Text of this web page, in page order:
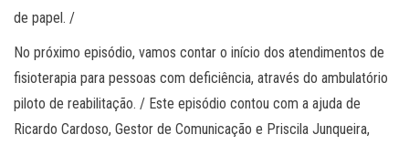
de papel. /
No próximo episódio, vamos contar o início dos atendimentos de
fisioterapia para pessoas com deficiência, através do ambulatório
piloto de reabilitação. / Este episódio contou com a ajuda de
Ricardo Cardoso, Gestor de Comunicação e Priscila Junqueira,